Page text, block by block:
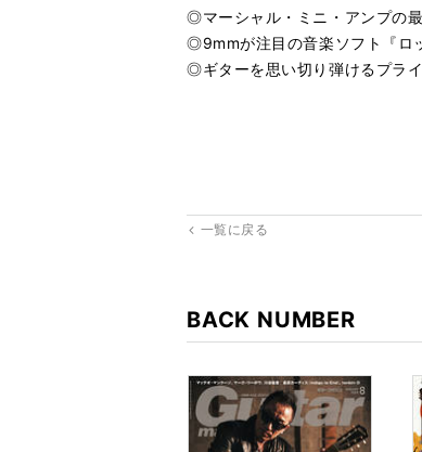
◎マーシャル・ミニ・アンプの
◎9mmが注目の音楽ソフト『ロ
◎ギターを思い切り弾けるプラ
一覧に戻る
BACK NUMBER